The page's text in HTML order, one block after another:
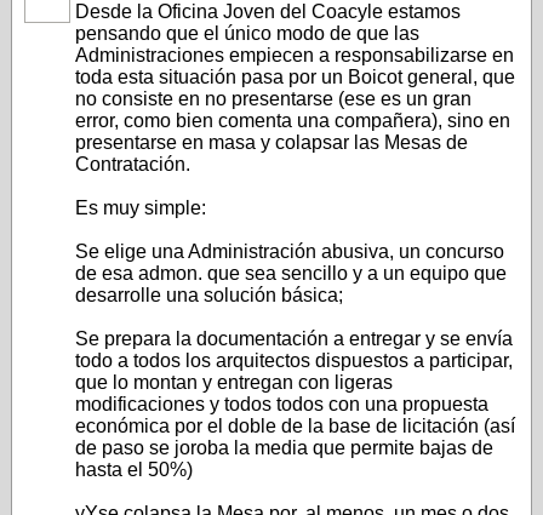
Desde la Oficina Joven del Coacyle estamos
pensando que el único modo de que las
Administraciones empiecen a responsabilizarse en
toda esta situación pasa por un Boicot general, que
no consiste en no presentarse (ese es un gran
error, como bien comenta una compañera), sino en
presentarse en masa y colapsar las Mesas de
Contratación.
Es muy simple:
Se elige una Administración abusiva, un concurso
de esa admon. que sea sencillo y a un equipo que
desarrolle una solución básica;
Se prepara la documentación a entregar y se envía
todo a todos los arquitectos dispuestos a participar,
que lo montan y entregan con ligeras
modificaciones y todos todos con una propuesta
económica por el doble de la base de licitación (así
de paso se joroba la media que permite bajas de
hasta el 50%)